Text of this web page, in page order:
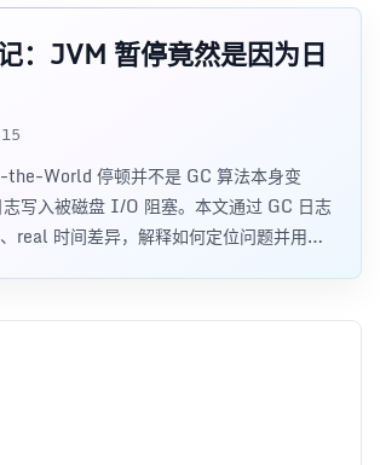
：JVM 暂停竟然是因为日
World 停顿并不是 GC 算法本身变
写入被磁盘 I/O 阻塞。本文通过 GC 日志
real 时间差异，解释如何定位问题并用